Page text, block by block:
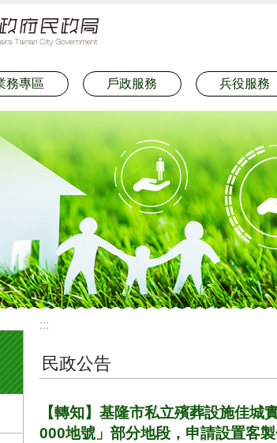
務專區 戶政服務 兵役服務
:::
民政公告
【轉知】基隆市私立殯葬設施佳
000地號」部分地段，申請設置客